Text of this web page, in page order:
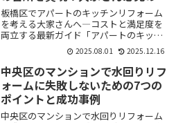
功ポイント5選
板橋区でアパートのキッチンリフォーム
を考える大家さんへ―コストと満足度を
両立する最新ガイド「アパートのキッチ
ンが古くなってきて、入居者からの評判
もいまいち…」「リフォームしたいけ
ど、費用がどれくらいかかるのか不安」
「自分でできることはないの...
2025.08.01 2025.12.16
中央区のマンションで水回りリフ
ォームに失敗しないための7つの
ポイントと成功事例
中央区のマンションで水回りリフォーム